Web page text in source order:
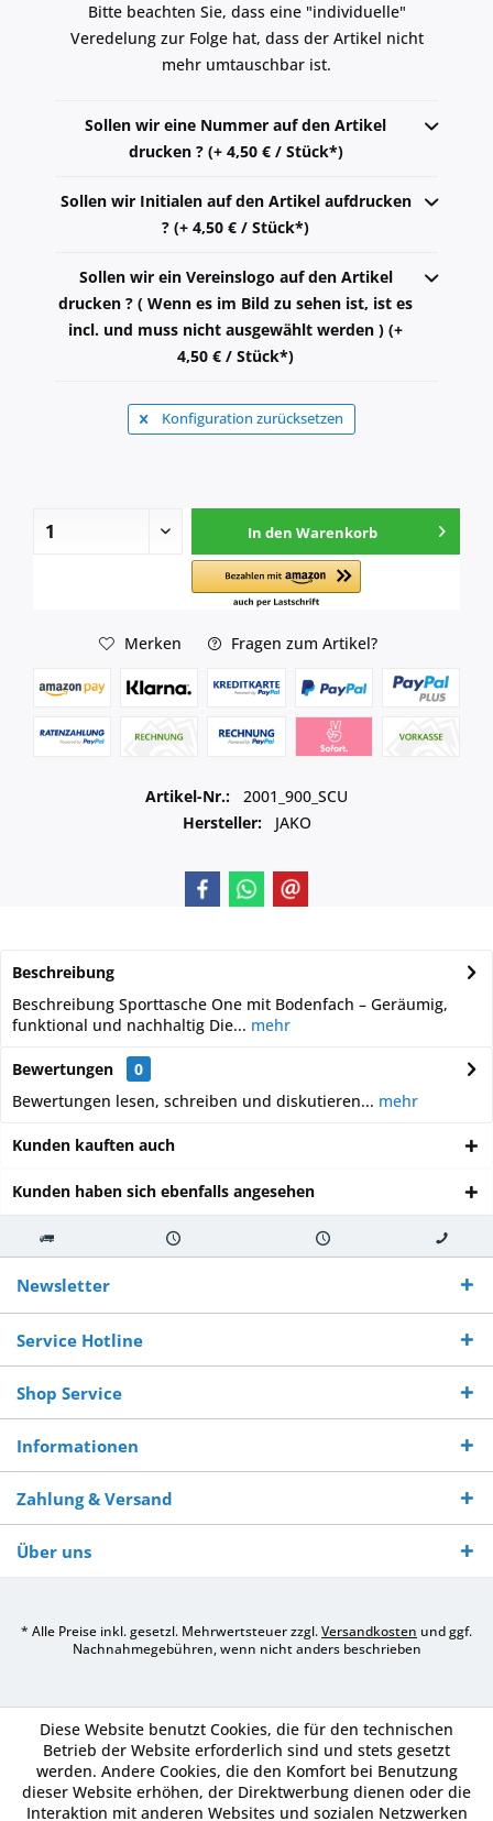
Bitte beachten Sie, dass eine "individuelle"
Veredelung zur Folge hat, dass der Artikel nicht
mehr umtauschbar ist.
Sollen wir eine Nummer auf den Artikel
drucken ? (+ 4,50 € / Stück*)
Sollen wir Initialen auf den Artikel aufdrucken
? (+ 4,50 € / Stück*)
Sollen wir ein Vereinslogo auf den Artikel
drucken ? ( Wenn es im Bild zu sehen ist, ist es
incl. und muss nicht ausgewählt werden ) (+
4,50 € / Stück*)
Konfiguration zurücksetzen
In den Warenkorb
Merken Fragen zum Artikel?
Artikel-Nr.:
2001_900_SCU
Hersteller:
JAKO
Beschreibung
Beschreibung Sporttasche One mit Bodenfach – Geräumig,
funktional und nachhaltig Die... mehr
Bewertungen
0
Bewertungen lesen, schreiben und diskutieren... mehr
Kunden kauften auch
Kunden haben sich ebenfalls angesehen
Kostenloser
Versand ab €
250,-
Versand innerhalb von Versand von So erreichen
Sie uns 0160
970 511 90
Newsletter
Service Hotline
Shop Service
Informationen
Zahlung & Versand
Über uns
* Alle Preise inkl. gesetzl. Mehrwertsteuer zzgl.Versandkosten und ggf.
Nachnahmegebühren, wenn nicht anders beschrieben
Diese Website benutzt Cookies, die für den technischen
Betrieb der Website erforderlich sind und stets gesetzt
werden. Andere Cookies, die den Komfort bei Benutzung
dieser Website erhöhen, der Direktwerbung dienen oder die
Interaktion mit anderen Websites und sozialen Netzwerken